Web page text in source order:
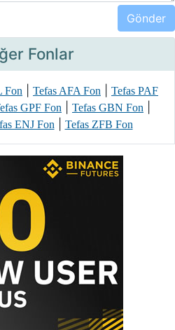
Fonlar
Fon Tefas AFA Fon
Tefas PAF
GPF Fon Tefas GBN Fon
ENJ Fon| Tefas ZFB Fon